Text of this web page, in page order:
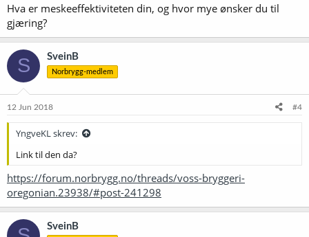
Hva er meskeeffektiviteten din, og hvor mye ønsker du til
gjæring?
S SveinB
Norbrygg-medlem
12 Jun 2018 #4
YngveKL skrev:
Link til den da?
https://forum.norbrygg.no/threads/voss-bryggeri-
oregonian.23938/#post-241298
SveinB